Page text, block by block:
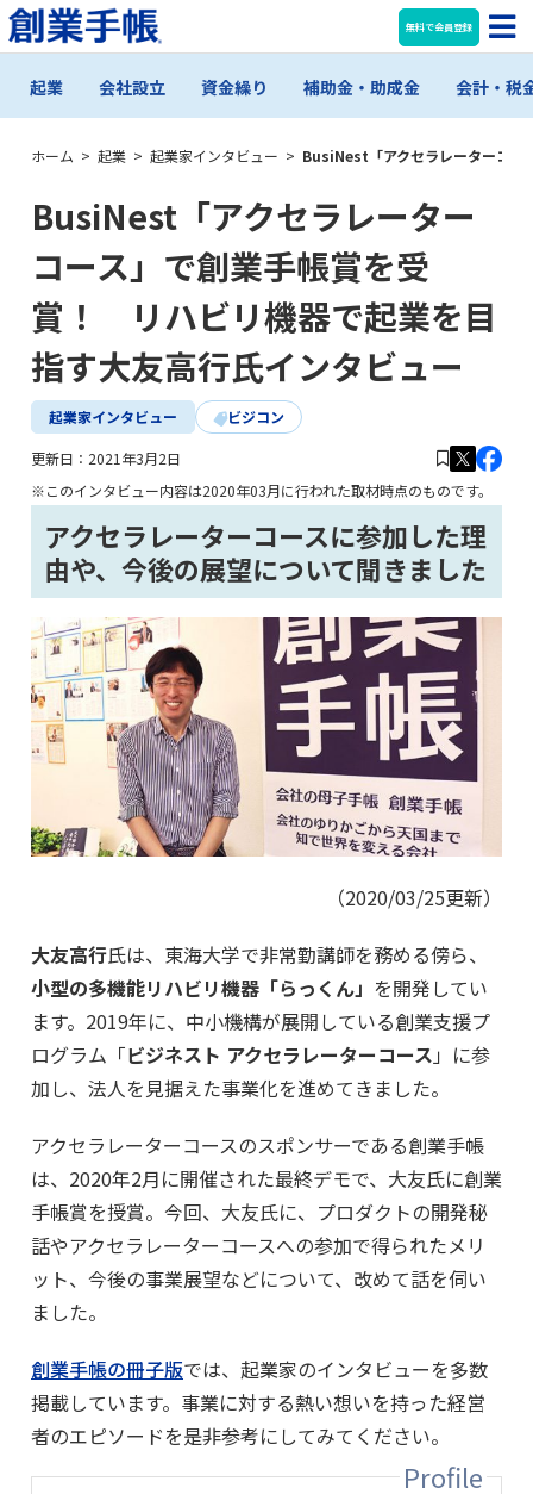
無料で会員登録
起業 会社設立 資金繰り 補助金・助成金 会計・税
ホーム > 起業 > 起業家インタビュー > BusiNest「アクセラレーターコー
BusiNest「アクセラレーター
コース」で創業手帳賞を受
賞！ リハビリ機器で起業を目
指す大友高行氏インタビュー
起業家インタビュー ビジコン
更新日： 2021年3月2日
※このインタビュー内容は2020年03月に行われた取材時点のものです。
アクセラレーターコースに参加した理
由や、今後の展望について聞きました
（2020/03/25更新）
大友高行氏は、東海大学で非常勤講師を務める傍ら、
小型の多機能リハビリ機器「らっくん」 を開発してい
ます。2019年に、中小機構が展開している創業支援プ
ログラム「ビジネスト アクセラレーターコース 」に参
加し、法人を見据えた事業化を進めてきました。
アクセラレーターコースのスポンサーである創業手帳
は、2020年2月に開催された最終デモで、大友氏に創業
手帳賞を授賞。今回、大友氏に、プロダクトの開発秘
話やアクセラレーターコースへの参加で得られたメリ
ット、今後の事業展望などについて、改めて話を伺い
ました。
創業手帳の冊子版では、起業家のインタビューを多数
掲載しています。事業に対する熱い想いを持った経営
者のエピソードを是非参考にしてみてください。